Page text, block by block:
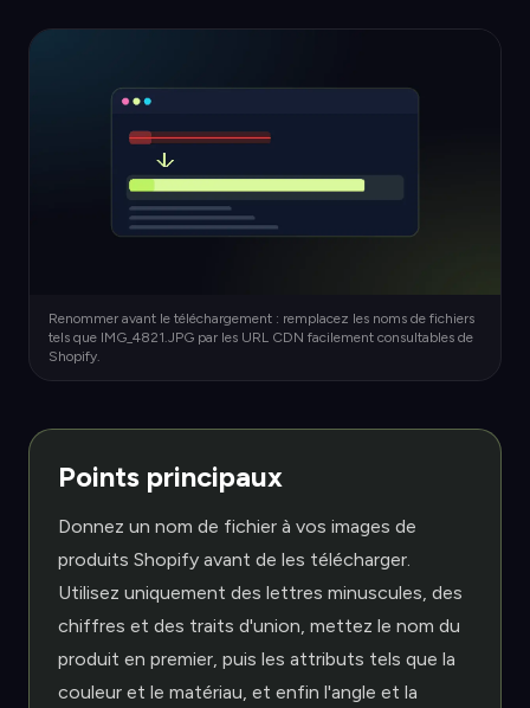
Renommer avant le téléchargement : remplacez les noms de fichiers
tels que IMG_4821.JPG par les URL CDN facilement consultables de
Shopify.
Points principaux
Donnez un nom de fichier à vos images de
produits Shopify avant de les télécharger.
Utilisez uniquement des lettres minuscules, des
chiffres et des traits d'union, mettez le nom du
produit en premier, puis les attributs tels que la
couleur et le matériau, et enfin l'angle et la